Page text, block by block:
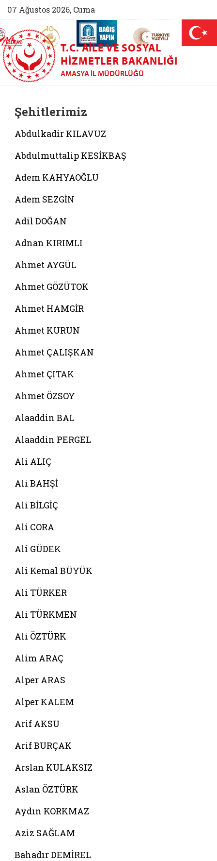
07 Ağustos 2026, Cuma
(yeni sekmede açılır)
AİLEM İletişim Merkezi (yeni sekmede açılır)
Aile ve Nüfus On Yılı (yeni sekmede açılır)
Darülaceze bağış sayfası (yeni
T.C. AILE VE SOSYAL
HIZMETLER BAKANLIĞI
AMASYA İL MÜDÜRLÜĞÜ
Şehitlerimiz
Abdulkadir KILAVUZ
Abdulmuttalip KESİKBAŞ
Adem KAHYAOĞLU
Adem SEZGİN
Adil DOĞAN
Adnan KIRIMLI
Ahmet AYGÜL
Ahmet GÖZÜTOK
Ahmet HAMGİR
Ahmet KURUN
Ahmet ÇALIŞKAN
Ahmet ÇITAK
Ahmet ÖZSOY
Alaaddin BAL
Alaaddin PERGEL
Ali ALIÇ
Ali BAHŞİ
Ali BİLGİÇ
Ali CORA
Ali GÜDEK
Ali Kemal BÜYÜK
Ali TÜRKER
Ali TÜRKMEN
Ali ÖZTÜRK
Alim ARAÇ
Alper ARAS
Alper KALEM
Arif AKSU
Arif BURÇAK
Arslan KULAKSIZ
Aslan ÖZTÜRK
Aydın KORKMAZ
Aziz SAĞLAM
Bahadır DEMİREL